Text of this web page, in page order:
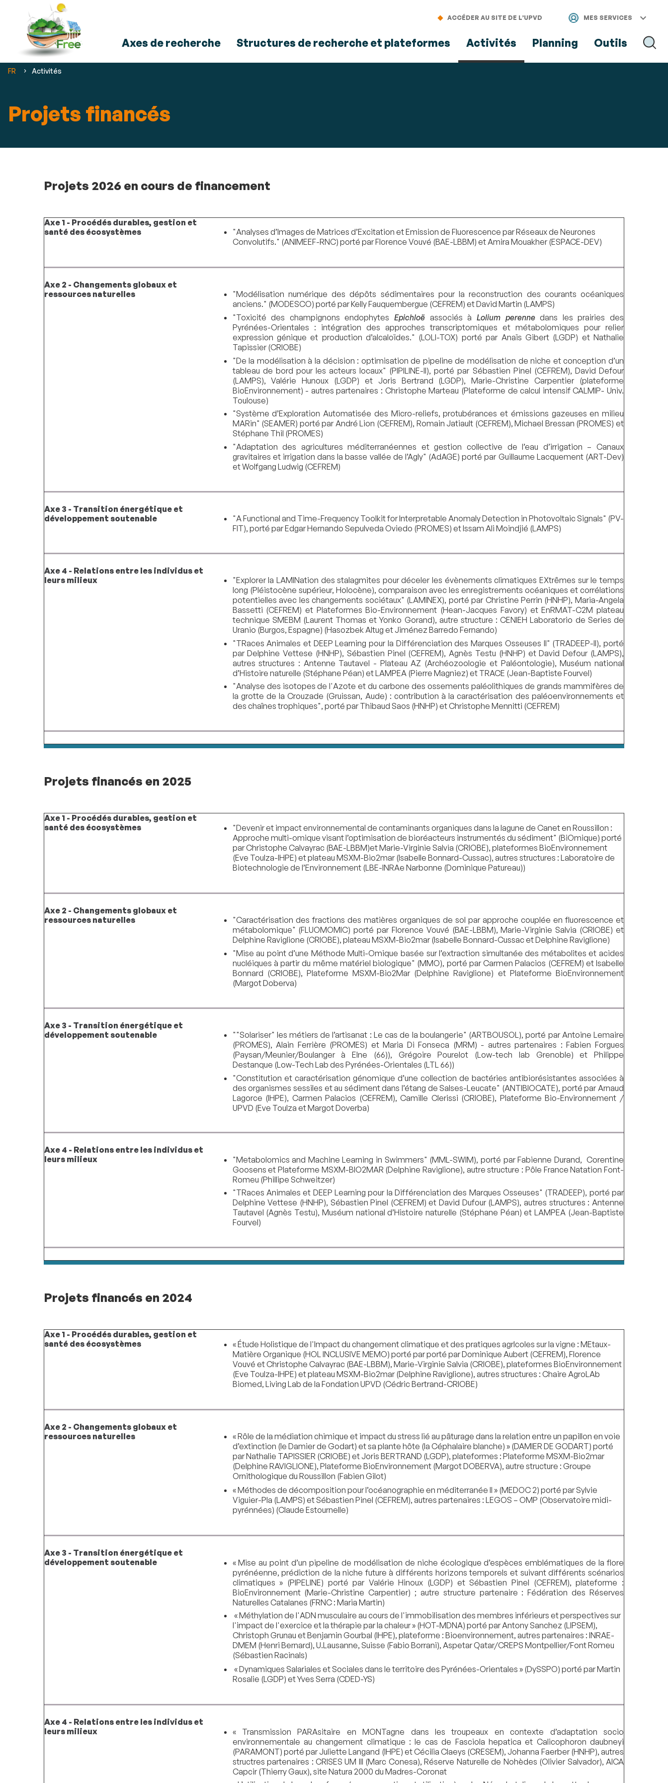
ACCÉDER AU SITE DE L’UPVD MES SERVICES
Axes de recherche Structures de recherche et plateformes Activités Planning Outils
Vous
FR Activités
Projets financés
Projets 2026 en cours de financement
Axe 1 - Procédés durables, gestion et
santé des écosystèmes
"Analyses d’Images de Matrices d’Excitation et Emission de Fluorescence par Réseaux de Neurones
Convolutifs." (ANIMEEF-RNC) porté par Florence Vouvé (BAE-LBBM) et Amira Mouakher (ESPACE-DEV)
Axe 2 - Changements globaux et
ressources naturelles
"Modélisation numérique des dépôts sédimentaires pour la reconstruction des courants océaniques
anciens." (MODESCO) porté par Kelly Fauquembergue (CEFREM) et David Martin (LAMPS)
"Toxicité des champignons endophytesEpichloë associés à Lolium perennedans les prairies des
Pyrénées-Orientales : intégration des approches transcriptomiques et métabolomiques pour relier
expression génique et production d’alcaloïdes." (LOLI-TOX) porté par Anaïs Gibert (LGDP) et Nathalie
Tapissier (CRIOBE)
"De la modélisation à la décision : optimisation de pipeline de modélisation de niche et conception d’un
tableau de bord pour les acteurs locaux" (PIPILINE-II), porté par Sébastien Pinel (CEFREM), David Defour
(LAMPS), Valérie Hunoux (LGDP) et Joris Bertrand (LGDP), Marie-Christine Carpentier (plateforme
BioEnvironnement) - autres partenaires : Christophe Marteau (Plateforme de calcul intensif CALMIP- Univ.
Toulouse)
"Système d’Exploration Automatisée des Micro-reliefs, protubérances et émissions gazeuses en milieu
MARin" (SEAMER) porté par André Lion (CEFREM), Romain Jatiault (CEFREM), Michael Bressan (PROMES) et
Stéphane Thil (PROMES)
"Adaptation des agricultures méditerranéennes et gestion collective de l’eau d’irrigation – Canaux
gravitaires et irrigation dans la basse vallée de l’Agly" (AdAGE) porté par Guillaume Lacquement (ART-Dev)
et Wolfgang Ludwig (CEFREM)
Axe 3 - Transition énergétique et
développement soutenable
"A Functional and Time-Frequency Toolkit for Interpretable Anomaly Detection in Photovoltaic Signals" (PV-
FIT), porté par Edgar Hernando Sepulveda Oviedo (PROMES) et Issam Ali Moindjié (LAMPS)
Axe 4 - Relations entre les individus et
leurs milieux
"Explorer la LAMINation des stalagmites pour déceler les évènements climatiques EXtrêmes sur le temps
long (Pléistocène supérieur, Holocène), comparaison avec les enregistrements océaniques et corrélations
potentielles avec les changements sociétaux" (LAMINEX), porté par Christine Perrin (HNHP), Maria-Angela
Bassetti (CEFREM) et Plateformes Bio-Environnement (Hean-Jacques Favory) et EnRMAT-C2M plateau
technique SMEBM (Laurent Thomas et Yonko Gorand), autre structure : CENIEH Laboratorio de Series de
Uranio (Burgos, Espagne) (Hasozbek Altug et Jiménez Barredo Fernando)
"TRaces Animales et DEEP Learning pour la Différenciation des Marques Osseuses II" (TRADEEP-II), porté
par Delphine Vettese (HNHP), Sébastien Pinel (CEFREM), Agnès Testu (HNHP) et David Defour (LAMPS),
autres structures : Antenne Tautavel - Plateau AZ (Archéozoologie et Paléontologie), Muséum national
d’Histoire naturelle (Stéphane Péan) et LAMPEA (Pierre Magniez) et TRACE (Jean-Baptiste Fourvel)
"Analyse des isotopes de l'Azote et du carbone des ossements paléolithiques de grands mammifères de
la grotte de la Crouzade (Gruissan, Aude) : contribution à la caractérisation des paléoenvironnements et
des chaînes trophiques", porté par Thibaud Saos (HNHP) et Christophe Mennitti (CEFREM)
Projets financés en 2025
Axe 1 - Procédés durables, gestion et
santé des écosystèmes
"Devenir et impact environnemental de contaminants organiques dans la lagune de Canet en Roussillon :
Approche multi-omique visant l’optimisation de bioréacteurs instrumentés du sédiment" (BiOmique) porté
par Christophe Calvayrac (BAE-LBBM)et Marie-Virginie Salvia (CRIOBE), plateformes BioEnvironnement
(Eve Toulza-IHPE) et plateau MSXM-Bio2mar (Isabelle Bonnard-Cussac), autres structures : Laboratoire de
Biotechnologie de l’Environnement (LBE-INRAe Narbonne (Dominique Patureau))
Axe 2 - Changements globaux et
ressources naturelles
"Caractérisation des fractions des matières organiques de sol par approche couplée en fluorescence et
métabolomique" (FLUOMOMIC) porté par Florence Vouvé (BAE-LBBM), Marie-Virginie Salvia (CRIOBE) et
Delphine Raviglione (CRIOBE), plateau MSXM-Bio2mar (Isabelle Bonnard-Cussac et Delphine Raviglione)
"Mise au point d’une Méthode Multi-Omique basée sur l’extraction simultanée des métabolites et acides
nucléiques à partir du même matériel biologique" (MMO), porté par Carmen Palacios (CEFREM) et Isabelle
Bonnard (CRIOBE), Plateforme MSXM-Bio2Mar (Delphine Raviglione) et Plateforme BioEnvironnement
(Margot Doberva)
Axe 3 - Transition énergétique et
développement soutenable
""Solariser" les métiers de l’artisanat : Le cas de la boulangerie" (ARTBOUSOL), porté par Antoine Lemaire
(PROMES), Alain Ferrière (PROMES) et Maria Di Fonseca (MRM) - autres partenaires : Fabien Forgues
(Paysan/Meunier/Boulanger à Elne (66)), Grégoire Pourelot (Low-tech lab Grenoble) et Philippe
Destanque (Low-Tech Lab des Pyrénées-Orientales (LTL 66))
"Constitution et caractérisation génomique d’une collection de bactéries antibiorésistantes associées à
des organismes sessiles et au sédiment dans l’étang de Salses-Leucate" (ANTIBIOCATE), porté par Arnaud
Lagorce (IHPE), Carmen Palacios (CEFREM), Camille Clerissi (CRIOBE), Plateforme Bio-Environnement /
UPVD (Eve Toulza et Margot Doverba)
Axe 4 - Relations entre les individus et
leurs milieux
"Metabolomics and Machine Learning in Swimmers" (MML-SWIM), porté par Fabienne Durand, Corentine
Goosens et Plateforme MSXM-BIO2MAR (Delphine Raviglione), autre structure : Pôle France Natation Font-
Romeu (Phillipe Schweitzer)
"TRaces Animales et DEEP Learning pour la Différenciation des Marques Osseuses" (TRADEEP), porté par
Delphine Vettese (HNHP), Sébastien Pinel (CEFREM) et David Dufour (LAMPS), autres structures : Antenne
Tautavel (Agnès Testu), Muséum national d’Histoire naturelle (Stéphane Péan) et LAMPEA (Jean-Baptiste
Fourvel)
Projets financés en 2024
Axe 1 - Procédés durables, gestion et
santé des écosystèmes
« Étude Holistique de l'Impact du changement climatique et des pratiques agrIcoles sur la vigne : MEtaux-
Matière Organique (HOL INCLUSIVE MEMO) porté par porté par Dominique Aubert (CEFREM), Florence
Vouvé et Christophe Calvayrac (BAE-LBBM), Marie-Virginie Salvia (CRIOBE), plateformes BioEnvironnement
(Eve Toulza-IHPE) et plateau MSXM-Bio2mar (Delphine Raviglione), autres structures : Chaire AgroLAb
Biomed, Living Lab de la Fondation UPVD (Cédric Bertrand-CRIOBE)
Axe 2 - Changements globaux et
ressources naturelles
« Rôle de la médiation chimique et impact du stress lié au pâturage dans la relation entre un papillon en voie
d’extinction (le Damier de Godart) et sa plante hôte (la Céphalaire blanche) » (DAMIER DE GODART) porté
par Nathalie TAPISSIER (CRIOBE) et Joris BERTRAND (LGDP), plateformes : Plateforme MSXM-Bio2mar
(Delphine RAVIGLIONE), Plateforme BioEnvironnement (Margot DOBERVA), autre structure : Groupe
Ornithologique du Roussillon (Fabien Gilot)
« Méthodes de décomposition pour l’océanographie en méditerranée II » (MEDOC 2) porté par Sylvie
Viguier-Pla (LAMPS) et Sébastien Pinel (CEFREM), autres partenaires : LEGOS – OMP (Observatoire midi-
pyrénnées) (Claude Estournelle)
Axe 3 - Transition énergétique et
développement soutenable
« Mise au point d’un pipeline de modélisation de niche écologique d’espèces emblématiques de la flore
pyrénéenne, prédiction de la niche future à différents horizons temporels et suivant différents scénarios
climatiques » (PIPELINE) porté par Valérie Hinoux (LGDP) et Sébastien Pinel (CEFREM), plateforme :
BioEnvironnement (Marie-Christine Carpentier) ; autre structure partenaire : Fédération des Réserves
Naturelles Catalanes (FRNC : Maria Martin)
« Méthylation de l'ADN musculaire au cours de l'immobilisation des membres inférieurs et perspectives sur
l'impact de l'exercice et la thérapie par la chaleur » (HOT-MDNA) porté par Antony Sanchez (LIPSEM),
Christoph Grunau et Benjamin Gourbal (IHPE), plateforme : Bioenvironnement, autres partenaires : INRAE-
DMEM (Henri Bernard), U.Lausanne, Suisse (Fabio Borrani), Aspetar Qatar/CREPS Montpellier/Font Romeu
(Sébastien Racinals)
« Dynamiques Salariales et Sociales dans le territoire des Pyrénées-Orientales » (DySSPO) porté par Martin
Rosalie (LGDP) et Yves Serra (CDED-YS)
Axe 4 - Relations entre les individus et
leurs milieux
« Transmission PARAsitaire en MONTagne dans les troupeaux en contexte d’adaptation socio
environnementale au changement climatique : le cas de Fasciola hepatica et Calicophoron daubneyi
(PARAMONT) porté par Juliette Langand (IHPE) et Cécilia Claeys (CRESEM), Johanna Faerber (HNHP), autres
structres partenaires : CRISES UM III (Marc Conesa), Réserve Naturelle de Nohèdes (Olivier Salvador), AICA
Capcir (Thierry Gaux), site Natura 2000 du Madres-Coronat